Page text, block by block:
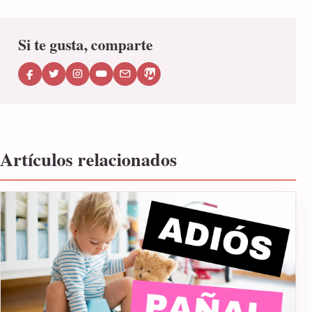
Si te gusta, comparte
Artículos relacionados